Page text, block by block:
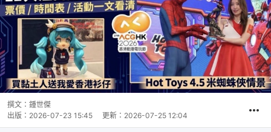
撰文： 鍾世傑
出版： 2026-07-23 15:45 更新： 2026-07-25 12:04